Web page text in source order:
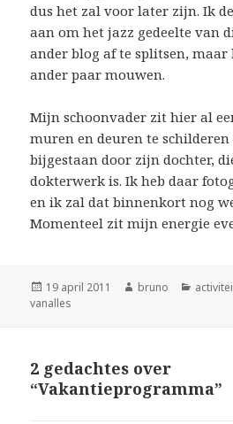
dus het zal voor later zijn. Ik
aan om het jazz gedeelte van
ander blog af te splitsen, maar
ander paar mouwen.
Mijn schoonvader zit hier al
muren en deuren te
bijgestaan door zijn dochter,
dokterwerk is. Ik heb daar
en ik zal dat binnenkort nog
Momenteel zit mijn energie
Geplaatst
op
19 april 2011 Auteur
bruno
vanalles
2 gedachtes over
“Vakantieprogramma”